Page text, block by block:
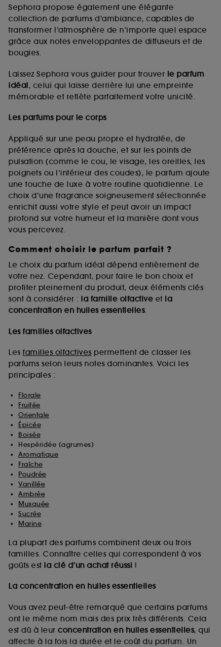
Sephora propose également une élégante
collection de parfums d’ambiance, capables de
transformer l’atmosphère de n’importe quel espace
grâce aux notes enveloppantes de diffuseurs et de
bougies.
Laissez Sephora vous guider pour trouver le parfum
idéal, celui qui laisse derrière lui une empreinte
mémorable et reflète parfaitement votre unicité.
Les parfums pour le corps
Appliqué sur une peau propre et hydratée, de
préférence après la douche, et sur les points de
pulsation (comme le cou, le visage, les oreilles, les
poignets ou l’intérieur des coudes), le parfum ajoute
une touche de luxe à votre routine quotidienne. Le
choix d’une fragrance soigneusement sélectionnée
enrichit aussi votre style et peut avoir un impact
profond sur votre humeur et la manière dont vous
vous percevez.
Comment choisir le parfum parfait ?
Le choix du parfum idéal dépend entièrement de
votre nez. Cependant, pour faire le bon choix et
profiter pleinement du produit, deux éléments clés
sont à considérer : la famille olfactive et la
concentration en huiles essentielles.
Les familles olfactives
Les familles olfactives permettent de classer les
parfums selon leurs notes dominantes. Voici les
principales :
Florale
Fruitée
Orientale
Épicée
Boisée
Hespéridée (agrumes)
Aromatique
Fraîche
Poudrée
Vanillée
Ambrée
Musquée
Sucrée
Marine
La plupart des parfums combinent deux ou trois
familles. Connaître celles qui correspondent à vos
goûts est la clé d’un achat réussi !
La concentration en huiles essentielles
Vous avez peut-être remarqué que certains parfums
ont le même nom mais des prix très différents. Cela
est dû à leur concentration en huiles essentielles, qui
affecte à la fois la durée et le coût du parfum. Un
de vous plaire via des publicités, y compris sur des
sites tiers et sur les réseaux sociaux, sur la base
des pages que vous avez consultées, de votre
navigation, et de l'historique de vos interactions.
d’en améliorer la performance.
Cookies de sécurisation des paiements en ligne :
fraudes aux moyens de paiement et les
usurpations d’identité.
Cookies fonctionnels :il s’agit de cookies
permettant l’affichage et/ou la fourniture de
certaines fonctionnalités du site, tel que les
cookies d’authentification qui sont utilisés afin de
vous faire bénéficier de l’authentification
prolongée vous permettant d’accéder à votre
compte lors de votre prochaine visite sur le site
sans saisir à nouveau votre identifiant et mot de
passe.
A l'exception des cookies techniques, le dépôt et la
lecture de ces traceurs requiert votre accord. Vous
pouvez personnaliser vos choix concernant le dépôt
de ces cookies grâce au bouton "personnaliser mes
choix" ci-dessous ou décider de "tout accepter".
Sephora pourra associer les informations de
navigation collectées par ces Cookies, pour les
collectées ou générées lors de votre activité en ligne
sur "continuer sans accepter". Voous pouvez à tout
moment choisir de retirer votrte consentement. Si vous
souhaitez obtenir plus d'information sur les cookies
utilisés, cliquez